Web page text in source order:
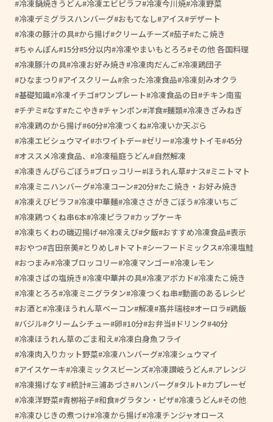
冷凍鍋焼きうどん 冷凍エビピラフ 冷凍今川焼 冷凍野菜
冷凍デミグラスハンバーグ おもてなし アイス デザート
冷凍の豚汁の具 から揚げ クリームチーズ 茄子 たこ焼き
ちゃんぽん 15分 5分以内 冷凍やまいもとろろ その他 各国料理
冷凍豚汁の具 冷凍お好み焼き 冷凍肉だんご 冷凍鶏団子
ひなまつり アイスクリーム 余った冷凍食品 冷凍刻みオクラ
基礎知識 冷凍イチゴ ワンプレート 冷凍食品の日 チキン南蛮
チヂミ なす たこやき チャンポン 洋食 麺類 冷凍きざみねぎ
冷凍鶏のから揚げ 60分 冷凍つくね 冷凍いか天ぷら
冷凍エビシュウマイ ホワイトデー ゼリー 冷凍サトイモ 45分
オススメ冷凍食品、
冷凍稲庭うどん 自然解凍
冷凍きんぴらごぼう ブロッコリー ほうれん草 ナス ミニトマト
冷凍ミニハンバーグ 冷凍コーン 20分 たこ焼き・お好み焼き
冷凍えびピラフ 冷凍中華麺 冷凍ささがきごぼう 冷凍いちご
冷凍鶏つくね串6本 冷凍ピラフ カップケーキ
冷凍ちくわの磯辺揚げ4 冷凍えび 夕飯 おすすめ冷凍食品 表示
おやつ 吉田奈美 とりめし トマト シーフードミックス 冷凍塩鮭
おつまみ 冷凍ブロッコリー 冷凍マンゴー 冷凍レモン
冷凍さばの塩焼き 冷凍中華丼の具 冷凍アボカド 冷凍たこ焼き
冷凍とろろ 冷凍ミニグラタン 冷凍つくね串 動画のあるレシピ
お酒と 冷凍ほうれん草ベーコン 解凍 髙井瑞枝 オーロラ 鶏飯
バジル クリームシチュー 卵 10分 お弁当 ドリンク 40分
冷凍ほうれん草のごま和え 冷凍白身魚フライ
冷凍肉入りカット野菜 冷凍ハンバーグ 冷凍シュウマイ
アイスケーキ 冷凍ミックスビーンズ 冷凍讃岐うどん .アレンジ
冷凍揚げなす 統計 三浦あづさ ハンバーグ タルト カプレーゼ
冷凍洋野菜 青栁裕子 和食 グラタン・ピザ 冷凍うどん その他
冷凍ひじきの煮つけ 冷凍から揚げ 冷凍チンジャオロース